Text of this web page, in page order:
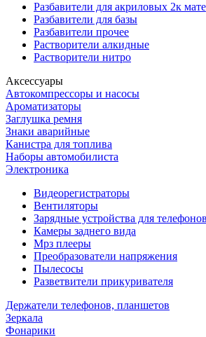
Разбавители для акриловых 2к
Разбавители для базы
Разбавители прочее
Растворители алкидные
Растворители нитро
Аксессуары
Автокомпрессоры и насосы
Ароматизаторы
Заглушка ремня
Знаки аварийные
Канистра для топлива
Наборы автомобилиста
Электроника
Видеорегистраторы
Вентиляторы
Зарядные устройства для телефонов
Камеры заднего вида
Мрз плееры
Преобразователи напряжения
Пылесосы
Разветвители прикуривателя
Держатели телефонов, планшетов
Зеркала
Фонарики